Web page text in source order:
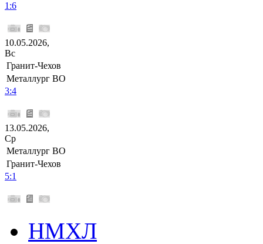
1:6
10.05.2026,
Вс
Гранит-Чехов
Металлург ВО
3:4
13.05.2026,
Ср
Металлург ВО
Гранит-Чехов
5:1
НМХЛ